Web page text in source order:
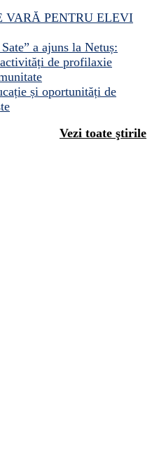
VARĂ PENTRU ELEVI
a ajuns la Netuș:
de profilaxie
și oportunități de
Vezi toate ştirile